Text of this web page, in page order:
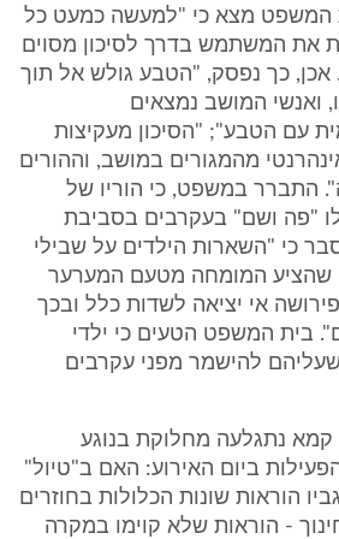
המשפט מצא כי "למעשה כמעט כל
את המשתמש בדרך לסיכון מסוים
אכן, כך נפסק, "הטבע גולש אל תוך
ואנשי המושב נמצאים
עם הטבע"; "הסיכון מעקיצות
מהמגורים במושב, וההורים
התברר במשפט, כי הוריו של
"פה ושם" בעקרבים בסביבת
כי "השארות הילדים על שבילי
שהציע המומחה מטעם המערער
אי יציאה לשדות כלל ובכך
בית המשפט הטעים כי ילדי
להישמר מפני עקרבים
קמא נתגלעה מחלוקת בנוגע
ביום האירוע: האם ב"טיול"
הוראות שונות הכלולות בחוזרים
- הוראות שלא קוימו במקרה